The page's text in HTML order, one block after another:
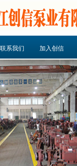
联系我们 加入创信